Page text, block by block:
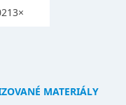
MATERIÁLY